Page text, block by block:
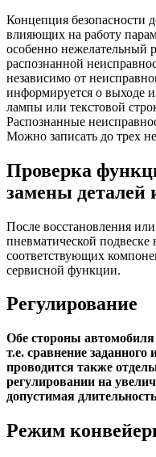
Концепция безопасности
влияющих на работу
особенно нежелательный
распознанной
независимо от
информируется о выходе
лампы или текстовой
Распознанные
Можно записать до трех
Проверка
замены деталей
После восстановления
пневматической подвеске
соответствующих
сервисной функции.
Регулирование
Обе стороны
т.е. сравнение заданного
проводится также
регулировании на
допустимая
Режим